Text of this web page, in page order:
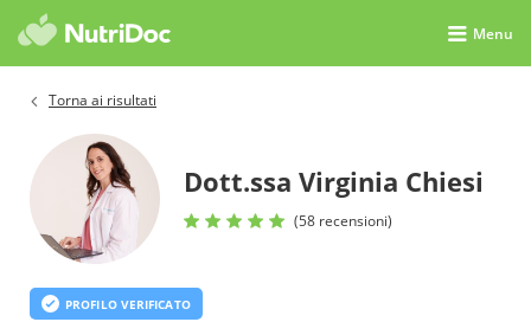
Menu
Torna ai risultati
Dott.ssa Virginia Chiesi
(58 recensioni)
PROFILO VERIFICATO